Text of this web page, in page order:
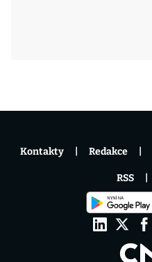
Kontakty Redakce
RSS